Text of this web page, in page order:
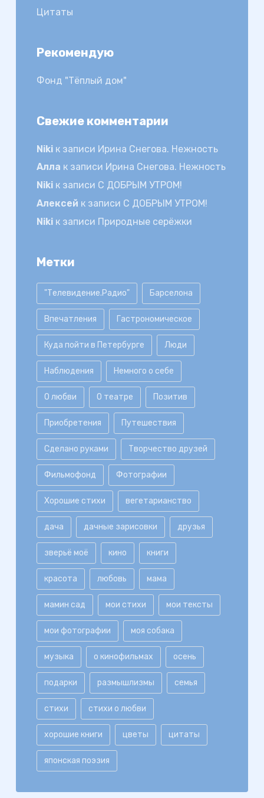
Цитаты
Рекомендую
Фонд "Тёплый дом"
Свежие комментарии
Nikiк записи Ирина Снегова. Нежность
Алла к записи Ирина Снегова. Нежность
Nikiк записи С ДОБРЫМ УТРОМ!
Алексей к записи С ДОБРЫМ УТРОМ!
Nikiк записи Природные серёжки
Метки
"Телевидение.Радио" Барселона
Впечатления Гастрономическое
Куда пойти в Петербурге Люди
Наблюдения Немного о себе
О любви О театре Позитив
Приобретения Путешествия
Сделано руками Творчество друзей
Фильмофонд Фотографии
Хорошие стихи вегетарианство
дача дачные зарисовки друзья
зверьё моё кино книги
красота любовь мама
мамин сад мои стихи мои тексты
мои фотографии моя собака
музыка о кинофильмах осень
подарки размышлизмы семья
стихи стихи о любви
хорошие книги цветы цитаты
японская поэзия